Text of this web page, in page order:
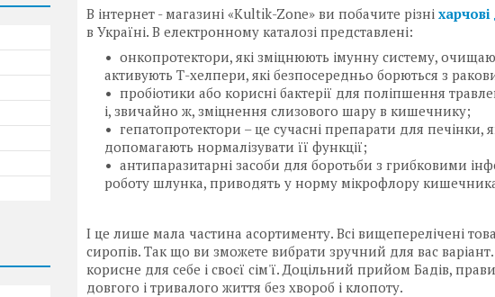
В інтернет - магазині «Kultik-Zone» ви побачите різні
в Україні. В електронному каталозі представлені:
онкопротектори, які зміцнюють імунну систему,
активують Т-хелпери, які безпосередньо борються з
пробіотики або корисні бактерії для поліпшення
і, звичайно ж, зміцнення слизового шару в кишечнику;
гепатопротектори – це сучасні препарати для печінки,
допомагають нормалізувати її функції;
антипаразитарні засоби для боротьби з грибковими
роботу шлунка, приводять у норму мікрофлору
І це лише мала частина асортименту. Всі вищеперелічені
сиропів. Так що ви зможете вибрати зручний для вас
корисне для себе і своєї сім'ї. Доцільний прийом Бадів,
довгого і тривалого життя без хвороб і клопоту.